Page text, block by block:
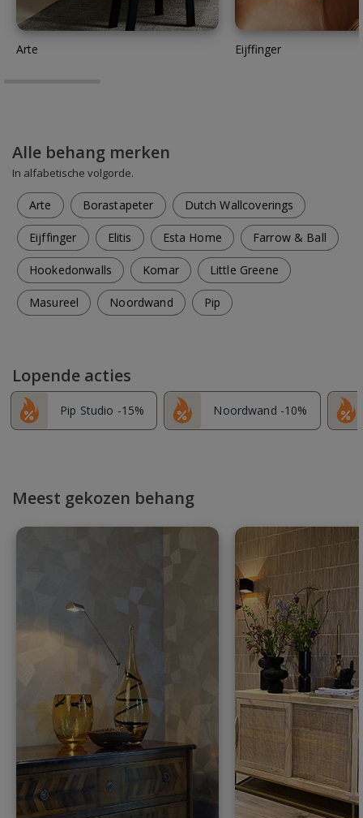
Arte Eijffinger
Alle behang merken
In alfabetische volgorde.
Arte Borastapeter Dutch Wallcoverings
Eijffinger Elitis Esta Home Farrow & Ball
Hookedonwalls Komar Little Greene
Masureel Noordwand Pip
Lopende acties
Pip Studio -15% Noordwand -10%
Meest gekozen behang